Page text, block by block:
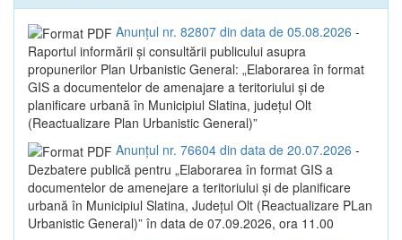
Anunțul nr. 82807 din data de 05.08.2026 -
Raportul informării și consultării publicului asupra
propunerilor Plan Urbanistic General: „Elaborarea în format
GIS a documentelor de amenajare a teritoriului și de
planificare urbană în Municipiul Slatina, județul Olt
(Reactualizare Plan Urbanistic General)”
Anunțul nr. 76604 din data de 20.07.2026 -
Dezbatere publică pentru „Elaborarea în format GIS a
documentelor de amenejare a teritoriului și de planificare
urbană în Municipiul Slatina, Județul Olt (Reactualizare PLan
Urbanistic General)” în data de 07.09.2026, ora 11.00